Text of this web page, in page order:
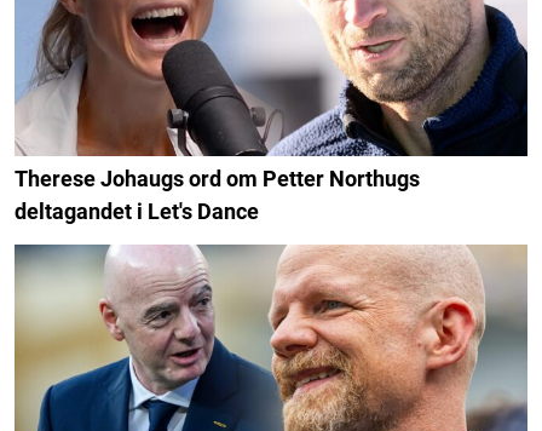
Therese Johaugs ord om Petter Northugs
deltagandet i Let's Dance